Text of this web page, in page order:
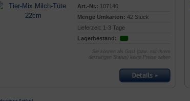
Art.-Nr.: 107140
Menge Umkarton: 42 Stück
Lieferzeit: 1-3 Tage
Lagerbestand:
Sie können als Gast (bzw. mit Ihrem
derzeitigen Status) keine Preise sehen